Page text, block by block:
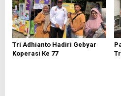
Tri Adhianto Hadiri Gebyar
Koperasi Ke 77